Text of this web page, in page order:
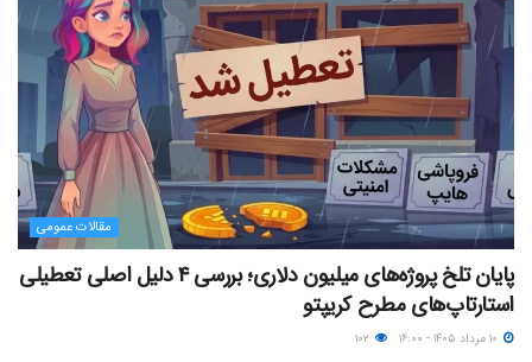
مقالات عمومی
پایان تلخ پروژه‌های میلیون دلاری؛ بررسی ۴ دلیل اصلی تعطیلی
استارتاپ‌های مطرح کریپتو